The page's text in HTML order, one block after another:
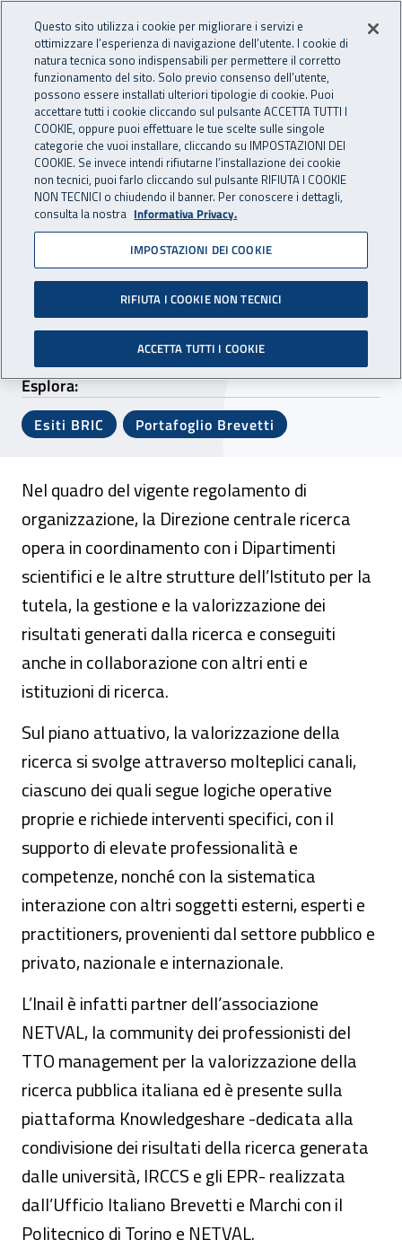
INAIL - Istituto Nazionale
RICERCA E
INNOVAZIONE
TECNOLOGICA
Apri cerca
Navigazione principale
Navigazione - Ti trovi in:
Home Ricerca e Innovazione tecnologica
Terza missione
Valorizzazione della ricerca
Valorizzazione della ricerca
L’Inail promuove la valorizzazione dei risultati
delle ricerche e il trasferimento tecnologico alle
imprese.
Esplora:
Esiti BRIC Portafoglio Brevetti
Nel quadro del vigente regolamento di
organizzazione, la Direzione centrale ricerca
opera in coordinamento con i Dipartimenti
scientifici e le altre strutture dell’Istituto per la
tutela, la gestione e la valorizzazione dei
risultati generati dalla ricerca e conseguiti
anche in collaborazione con altri enti e
istituzioni di ricerca.
Sul piano attuativo, la valorizzazione della
ricerca si svolge attraverso molteplici canali,
ciascuno dei quali segue logiche operative
proprie e richiede interventi specifici, con il
supporto di elevate professionalità e
competenze, nonché con la sistematica
interazione con altri soggetti esterni, esperti e
practitioners, provenienti dal settore pubblico e
privato, nazionale e internazionale.
L’Inail è infatti partner dell’associazione
NETVAL, la community dei professionisti del
TTO management per la valorizzazione della
ricerca pubblica italiana ed è presente sulla
piattaforma Knowledgeshare -dedicata alla
condivisione dei risultati della ricerca generata
dalle università, IRCCS e gli EPR- realizzata
dall’Ufficio Italiano Brevetti e Marchi con il
Politecnico di Torino e NETVAL.
Questo sito utilizza i cookie per migliorare i servizi e
ottimizzare l’esperienza di navigazione dell’utente. I cookie di
natura tecnica sono indispensabili per permettere il corretto
funzionamento del sito. Solo previo consenso dell’utente,
possono essere installati ulteriori tipologie di cookie. Puoi
accettare tutti i cookie cliccando sul pulsante ACCETTA TUTTI I
COOKIE, oppure puoi effettuare le tue scelte sulle singole
categorie che vuoi installare, cliccando su IMPOSTAZIONI DEI
COOKIE. Se invece intendi rifiutarne l’installazione dei cookie
non tecnici, puoi farlo cliccando sul pulsante RIFIUTA I COOKIE
NON TECNICI o chiudendo il banner. Per conoscere i dettagli,
consulta la nostra Informativa Privacy.
IMPOSTAZIONI DEI COOKIE
RIFIUTA I COOKIE NON TECNICI
ACCETTA TUTTI I COOKIE